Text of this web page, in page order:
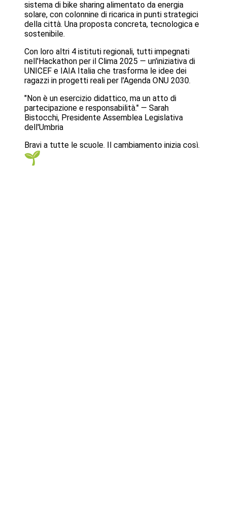
sistema di bike sharing alimentato da energia
solare, con colonnine di ricarica in punti strategici
della città. Una proposta concreta, tecnologica e
sostenibile.
Con loro altri 4 istituti regionali, tutti impegnati
nell'Hackathon per il Clima 2025 — un'iniziativa di
UNICEF e IAIA Italia che trasforma le idee dei
ragazzi in progetti reali per l'Agenda ONU 2030.
"Non è un esercizio didattico, ma un atto di
partecipazione e responsabilità." — Sarah
Bistocchi, Presidente Assemblea Legislativa
dell'Umbria
Bravi a tutte le scuole. Il cambiamento inizia così.